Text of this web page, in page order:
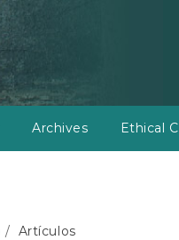
Archives Ethical
Artículos